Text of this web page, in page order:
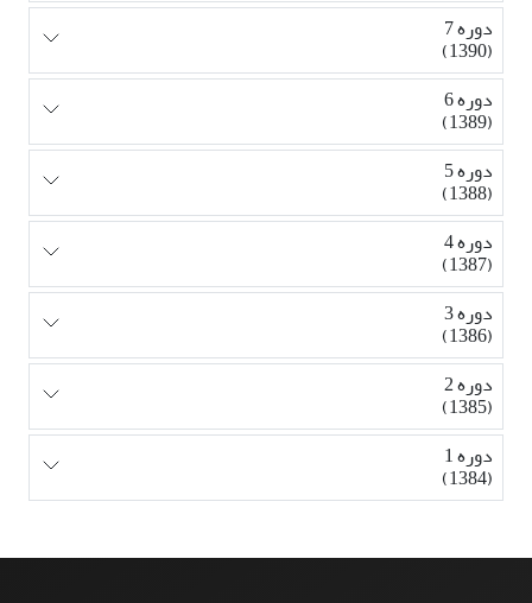
دوره 7
(1390)
دوره 6
(1389)
دوره 5
(1388)
دوره 4
(1387)
دوره 3
(1386)
دوره 2
(1385)
دوره 1
(1384)